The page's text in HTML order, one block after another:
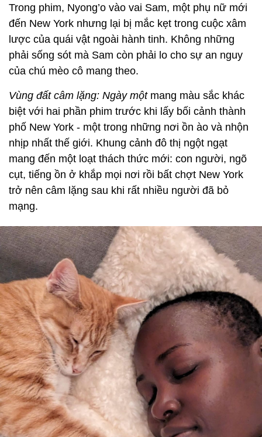
Trong phim, Nyong’o vào vai Sam, một phụ nữ mới
đến New York nhưng lại bị mắc kẹt trong cuộc xâm
lược của quái vật ngoài hành tinh. Không những
phải sống sót mà Sam còn phải lo cho sự an nguy
của chú mèo cô mang theo.
Vùng đất câm lặng: Ngày một mang màu sắc khác
biệt với hai phần phim trước khi lấy bối cảnh thành
phố New York - một trong những nơi ồn ào và nhộn
nhịp nhất thế giới. Khung cảnh đô thị ngột ngạt
mang đến một loạt thách thức mới: con người, ngõ
cụt, tiếng ồn ở khắp mọi nơi rồi bất chợt New York
trở nên câm lặng sau khi rất nhiều người đã bỏ
mạng.